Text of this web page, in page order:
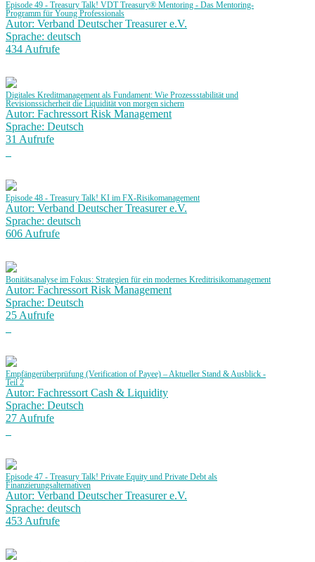
Episode 49 - Treasury Talk! VDT Treasury® Mentoring - Das Mentoring-
Programm für Young Professionals
Autor: Verband Deutscher Treasurer e.V.
Sprache: deutsch
434 Aufrufe
Digitales Kreditmanagement als Fundament: Wie Prozessstabilität und
Revisionssicherheit die Liquidität von morgen sichern
Autor: Fachressort Risk Management
Sprache: Deutsch
31 Aufrufe
Episode 48 - Treasury Talk! KI im FX-Risikomanagement
Autor: Verband Deutscher Treasurer e.V.
Sprache: deutsch
606 Aufrufe
Bonitätsanalyse im Fokus: Strategien für ein modernes Kreditrisikomanagement
Autor: Fachressort Risk Management
Sprache: Deutsch
25 Aufrufe
Empfängerüberprüfung (Verification of Payee) – Aktueller Stand & Ausblick -
Teil 2
Autor: Fachressort Cash & Liquidity
Sprache: Deutsch
27 Aufrufe
Episode 47 - Treasury Talk! Private Equity und Private Debt als
Finanzierungsalternativen
Autor: Verband Deutscher Treasurer e.V.
Sprache: deutsch
453 Aufrufe